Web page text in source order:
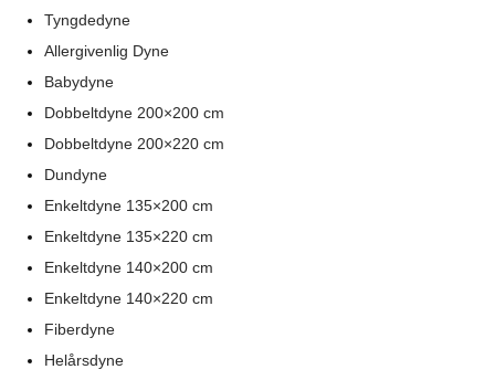
Tyngdedyne
Allergivenlig Dyne
Babydyne
Dobbeltdyne 200×200 cm
Dobbeltdyne 200×220 cm
Dundyne
Enkeltdyne 135×200 cm
Enkeltdyne 135×220 cm
Enkeltdyne 140×200 cm
Enkeltdyne 140×220 cm
Fiberdyne
Helårsdyne